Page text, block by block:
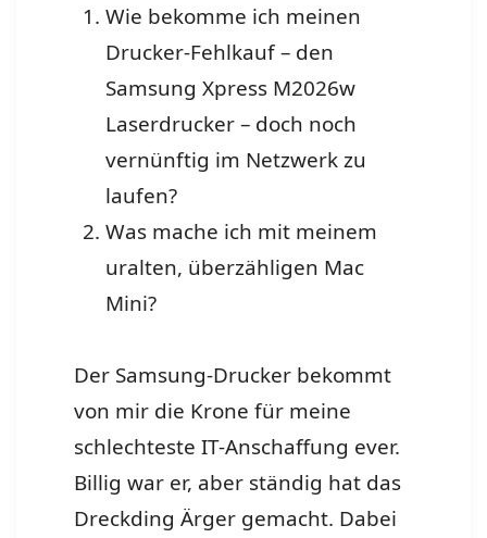
Wie bekomme ich meinen
Drucker-Fehlkauf – den
Samsung Xpress M2026w
Laserdrucker – doch noch
vernünftig im Netzwerk zu
laufen?
Was mache ich mit meinem
uralten, überzähligen Mac
Mini?
Der Samsung-Drucker bekommt
von mir die Krone für meine
schlechteste IT-Anschaffung ever.
Billig war er, aber ständig hat das
Dreckding Ärger gemacht. Dabei